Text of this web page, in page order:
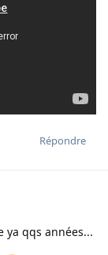
Répondre
ya qqs années...